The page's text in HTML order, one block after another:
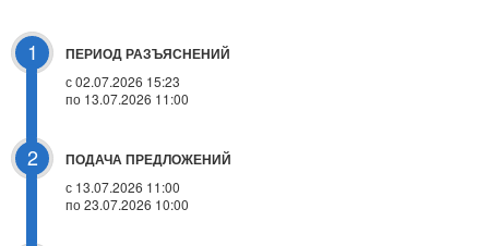
1 ПЕРИОД РАЗЪЯСНЕНИЙ
с 02.07.2026 15:23
по 13.07.2026 11:00
2 ПОДАЧА ПРЕДЛОЖЕНИЙ
с 13.07.2026 11:00
по 23.07.2026 10:00